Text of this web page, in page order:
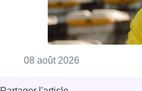
Bruxelles Formation
Bonjour Bruxelles
News
Offres d’emploi